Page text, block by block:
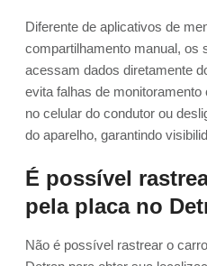
Diferente de aplicativos de
compartilhamento manual, os
acessam dados diretamente
evita falhas de
no celular do condutor ou
do aparelho, garantindo
É possível
pela placa no
Não é possível rastrear o carro